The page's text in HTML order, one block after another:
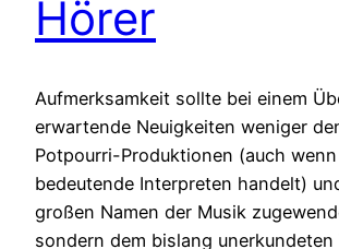
Hörer
Aufmerksamkeit sollte bei einem
erwartende Neuigkeiten weniger
Potpourri-Produktionen (auch
bedeutende Interpreten handelt)
großen Namen der Musik
sondern dem bislang unerkundeten